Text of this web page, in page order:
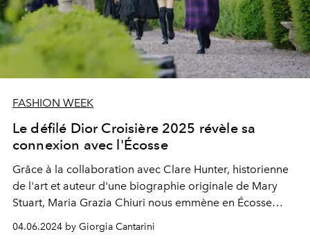
FASHION WEEK
Le défilé Dior Croisière 2025 révèle sa
connexion avec l'Écosse
Grâce à la collaboration avec Clare Hunter, historienne
de l'art et auteur d'une biographie originale de Mary
Stuart, Maria Grazia Chiuri nous emmène en Écosse
pour le défilé Dior Croisière 2025, mettant en lumière le
lien entre Monsieur Dior, les hauts plateaux et le charme
04.06.2024 by Giorgia Cantarini